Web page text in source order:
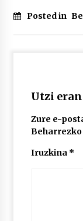
Posted in
Utzi
Zure e-
Iruzkina *